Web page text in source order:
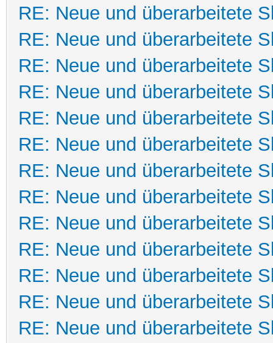
RE: Neue und überarbeitete
RE: Neue und überarbeitete
RE: Neue und überarbeitete
RE: Neue und überarbeitete
RE: Neue und überarbeitete
RE: Neue und überarbeitete
RE: Neue und überarbeitete
RE: Neue und überarbeitete
RE: Neue und überarbeitete
RE: Neue und überarbeitete
RE: Neue und überarbeitete
RE: Neue und überarbeitete
RE: Neue und überarbeitete